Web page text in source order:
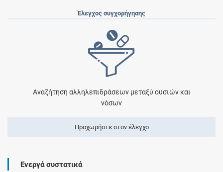
Έλεγχος συγχορήγησης
Αναζήτηση αλληλεπιδράσεων μεταξύ ουσιών και
νόσων
Προχωρήστε στον έλεγχο
Ενεργά συστατικά